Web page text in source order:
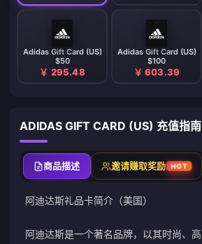
Adidas Gift Card (US)
$50
￥ 295.48
Adidas Gift Card (US)
$100
￥ 603.39
ADIDAS GIFT CARD (US) 充值指南
商品描述 邀请赚取奖励 HOT
阿迪达斯礼品卡简介（美国）
阿迪达斯是一个著名品牌，以其时尚、